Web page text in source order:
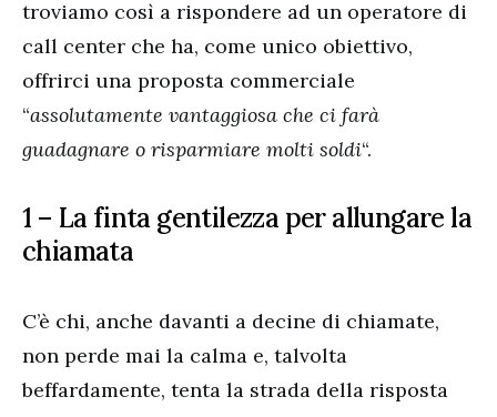
troviamo così a rispondere ad un operatore di
call center che ha, come unico obiettivo,
offrirci una proposta commerciale
“assolutamente vantaggiosa che ci farà
guadagnare o risparmiare molti soldi“.
1 – La finta gentilezza per allungare la
chiamata
C’è chi, anche davanti a decine di chiamate,
non perde mai la calma e, talvolta
beffardamente, tenta la strada della risposta